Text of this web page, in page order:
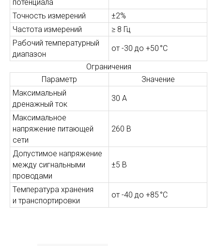
потенциала
Точность измерений
±2%
Частота измерений
≥ 8 Гц
Рабочий температурный
диапазон
от -30 до +50 °C
Ограничения
Параметр
Значение
Максимальный
дренажный ток
30 А
Максимальное
напряжение питающей
сети
260 В
Допустимое напряжение
между сигнальными
проводами
±5 В
Температура хранения
и транспортировки
от -40 до +85 °C